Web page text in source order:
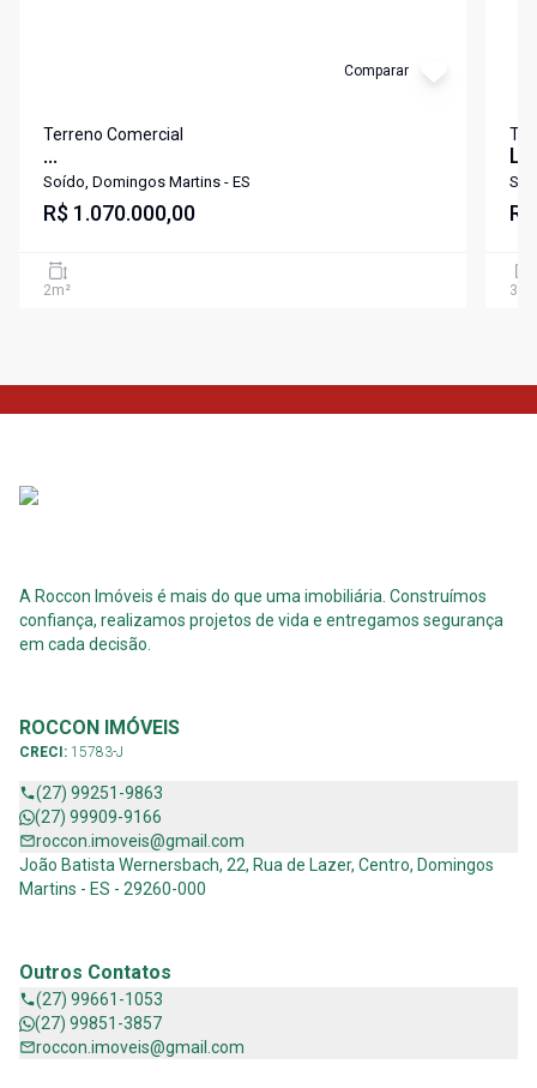
Comparar
Terreno Comercial
...
Soído, Domingos Martins - ES
R$ 1.070.000,00
2m² 3
A Roccon Imóveis é mais do que uma imobiliária. Construímos
confiança, realizamos projetos de vida e entregamos segurança
em cada decisão.
ROCCON IMÓVEIS
CRECI: 15783-J
(27) 99251-9863
(27) 99909-9166
roccon.imoveis@gmail.com
João Batista Wernersbach, 22, Rua de Lazer, Centro, Domingos
Martins - ES - 29260-000
Outros Contatos
(27) 99661-1053
(27) 99851-3857
roccon.imoveis@gmail.com